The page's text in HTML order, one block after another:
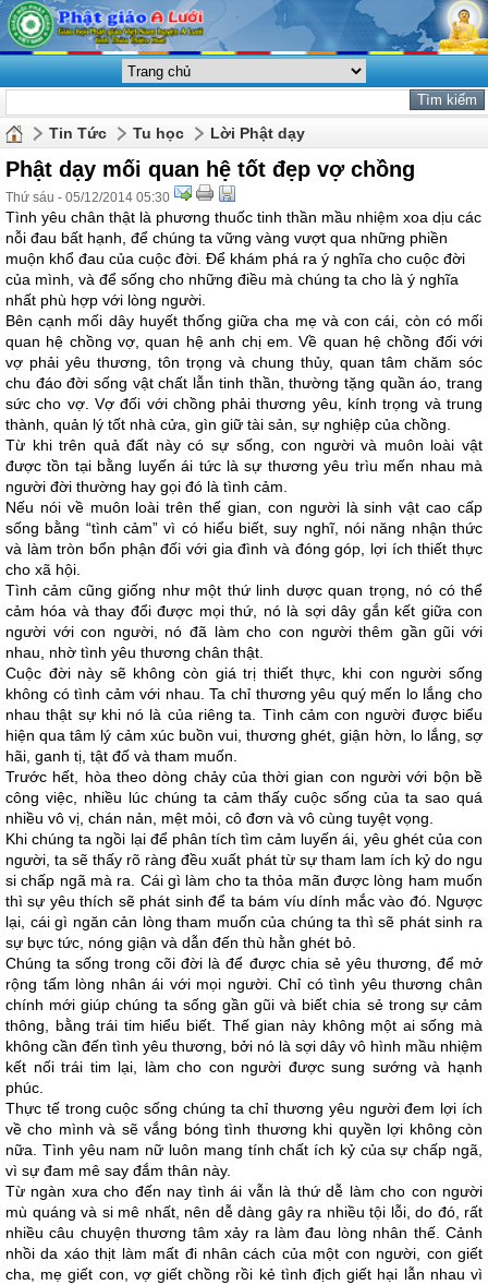
Tin Tức Tu học Lời Phật dạy
Phật dạy mối quan hệ tốt đẹp vợ chồng
Thứ sáu - 05/12/2014 05:30
Tình yêu chân thật là phương thuốc tinh thần mầu nhiệm xoa dịu các
nỗi đau bất hạnh, để chúng ta vững vàng vượt qua những phiền
muộn khổ đau của cuộc đời. Để khám phá ra ý nghĩa cho cuộc đời
của mình, và để sống cho những điều mà chúng ta cho là ý nghĩa
nhất phù hợp với lòng người.
Bên cạnh mối dây huyết thống giữa cha mẹ và con cái, còn có mối
quan hệ chồng vợ, quan hệ anh chị em. Về quan hệ chồng đối với
vợ phải yêu thương, tôn trọng và chung thủy, quan tâm chăm sóc
chu đáo đời sống vật chất lẫn tinh thần, thường tặng quần áo, trang
sức cho vợ. Vợ đối với chồng phải thương yêu, kính trọng và trung
thành, quản lý tốt nhà cửa, gìn giữ tài sản, sự nghiệp của chồng.
Từ khi trên quả đất này có sự sống, con người và muôn loài vật
được tồn tại bằng luyến ái tức là sự thương yêu trìu mến nhau mà
người đời thường hay gọi đó là tình cảm.
Nếu nói về muôn loài trên thế gian, con người là sinh vật cao cấp
sống bằng “tình cảm” vì có hiểu biết, suy nghĩ, nói năng nhận thức
và làm tròn bổn phận đối với gia đình và đóng góp, lợi ích thiết thực
cho xã hội.
Tình cảm cũng giống như một thứ linh dược quan trọng, nó có thể
cảm hóa và thay đổi được mọi thứ, nó là sợi dây gắn kết giữa con
người với con người, nó đã làm cho con người thêm gần gũi với
nhau, nhờ tình yêu thương chân thật.
Cuộc đời này sẽ không còn giá trị thiết thực, khi con người sống
không có tình cảm với nhau. Ta chỉ thương yêu quý mến lo lắng cho
nhau thật sự khi nó là của riêng ta. Tình cảm con người được biểu
hiện qua tâm lý cảm xúc buồn vui, thương ghét, giận hờn, lo lắng, sợ
hãi, ganh tị, tật đố và tham muốn.
Trước hết, hòa theo dòng chảy của thời gian con người với bộn bề
công việc, nhiều lúc chúng ta cảm thấy cuộc sống của ta sao quá
nhiều vô vị, chán nản, mệt mỏi, cô đơn và vô cùng tuyệt vọng.
Khi chúng ta ngồi lại để phân tích tìm cảm luyến ái, yêu ghét của con
người, ta sẽ thấy rõ ràng đều xuất phát từ sự tham lam ích kỷ do ngu
si chấp ngã mà ra. Cái gì làm cho ta thỏa mãn được lòng ham muốn
thì sự yêu thích sẽ phát sinh để ta bám víu dính mắc vào đó. Ngược
lại, cái gì ngăn cản lòng tham muốn của chúng ta thì sẽ phát sinh ra
sự bực tức, nóng giận và dẫn đến thù hằn ghét bỏ.
Chúng ta sống trong cõi đời là để được chia sẻ yêu thương, để mở
rộng tấm lòng nhân ái với mọi người. Chỉ có tình yêu thương chân
chính mới giúp chúng ta sống gần gũi và biết chia sẻ trong sự cảm
thông, bằng trái tim hiểu biết. Thế gian này không một ai sống mà
không cần đến tình yêu thương, bởi nó là sợi dây vô hình mầu nhiệm
kết nối trái tim lại, làm cho con người được sung sướng và hạnh
phúc.
Thực tế trong cuộc sống chúng ta chỉ thương yêu người đem lợi ích
về cho mình và sẽ vắng bóng tình thương khi quyền lợi không còn
nữa. Tình yêu nam nữ luôn mang tính chất ích kỷ của sự chấp ngã,
vì sự đam mê say đắm thân này.
Từ ngàn xưa cho đến nay tình ái vẫn là thứ dễ làm cho con người
mù quáng và si mê nhất, nên dễ dàng gây ra nhiều tội lỗi, do đó, rất
nhiều câu chuyện thương tâm xảy ra làm đau lòng nhân thế. Cảnh
nhồi da xáo thịt làm mất đi nhân cách của một con người, con giết
cha, mẹ giết con, vợ giết chồng rồi kẻ tình địch giết hại lẫn nhau vì